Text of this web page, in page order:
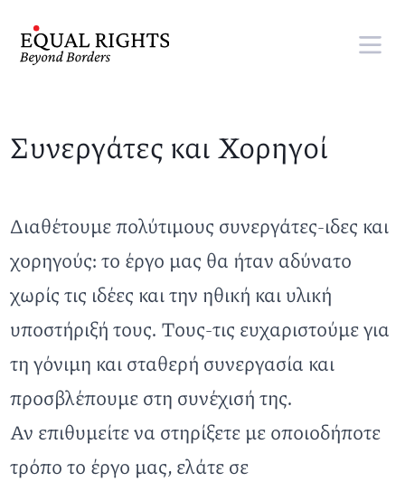
Συνεργάτες και Χορηγοί
Διαθέτουμε πολύτιμους συνεργάτες-ιδες και
χορηγούς: το έργο μας θα ήταν αδύνατο
χωρίς τις ιδέες και την ηθική και υλική
υποστήριξή τους. Τους-τις ευχαριστούμε για
τη γόνιμη και σταθερή συνεργασία και
προσβλέπουμε στη συνέχισή της.
Αν επιθυμείτε να στηρίξετε με οποιοδήποτε
τρόπο το έργο μας, ελάτε σε